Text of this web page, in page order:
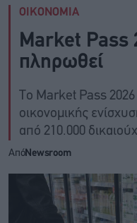
ΟΙΚΟΝΟΜΙΑ
Market Pass
πληρωθεί
Το Market Pass
οικονομικής
από 210.000
ΑπόNewsroom